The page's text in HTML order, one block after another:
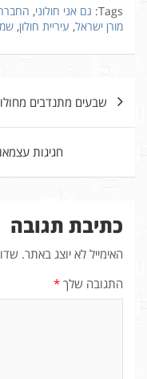
Tags: גם אני חולוני, החברה
מורן ישראל, עיריית חולון,
שבעים מתנדבים
חגיגות עצמאות 69 בחולון – כל מה
כתיבת תגובה
האימייל לא יוצג באתר.
התגובה שלך *